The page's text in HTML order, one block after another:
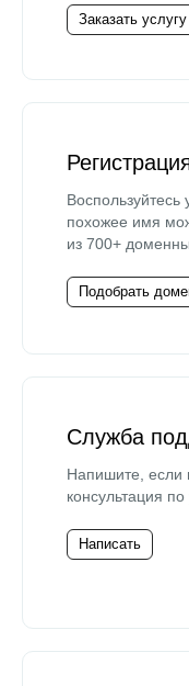
Заказать услугу
похожее имя
из 700+
Подобрать
Служба
Напишите,
консультация по
Написать